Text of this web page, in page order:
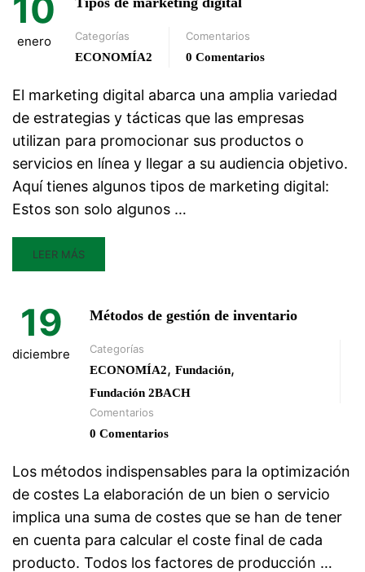
10
enero
Categorías
ECONOMÍA2
Comentarios
0 Comentarios
El marketing digital abarca una amplia variedad
de estrategias y tácticas que las empresas
utilizan para promocionar sus productos o
servicios en línea y llegar a su audiencia objetivo.
Aquí tienes algunos tipos de marketing digital:
Estos son solo algunos …
LEER MÁS
19
diciembre
Métodos de gestión de inventario
Categorías
ECONOMÍA2, Fundación,
Fundación 2BACH
Comentarios
0 Comentarios
Los métodos indispensables para la optimización
de costes La elaboración de un bien o servicio
implica una suma de costes que se han de tener
en cuenta para calcular el coste final de cada
producto. Todos los factores de producción …